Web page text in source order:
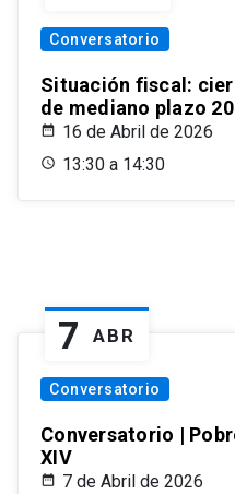
Conversatorio
Situación fiscal:
de mediano plazo
16 de Abril de 2026
13:30 a 14:30
7 ABR
Conversatorio
Conversatorio |
XIV
7 de Abril de 2026